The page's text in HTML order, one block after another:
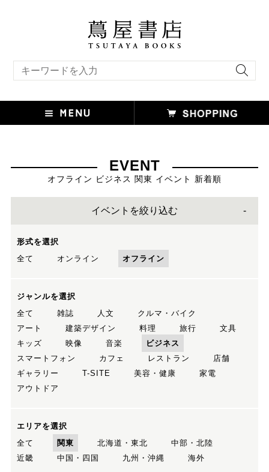
EVENT
オフライン ビジネス 関東 イベント 新着順
イベントを絞り込む
形式を選択
全て
オンライン オフライン
ジャンルを選択
全て
雑誌 人文
クルマ・バイク
アート
建築デザイン 料理 旅行
文具
キッズ
映像 音楽
ビジネス
スマートフォン
カフェ レストラン
店舗
ギャラリー
T-SITE 美容・健康
家電
アウトドア
エリアを選択
全て
関東 北海道・東北
中部・北陸
近畿
中国・四国 九州・沖縄 海外